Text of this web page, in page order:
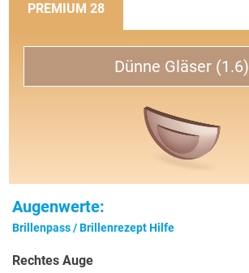
PREMIUM 28
Dünne Gläser (1.6)
Augenwerte:
Brillenpass / Brillenrezept Hilfe
Rechtes Auge